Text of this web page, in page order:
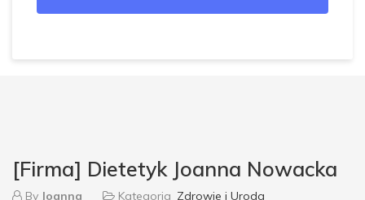
[Firma] Dietetyk Joanna Nowacka
By Joanna Kategoria Zdrowie i Uroda